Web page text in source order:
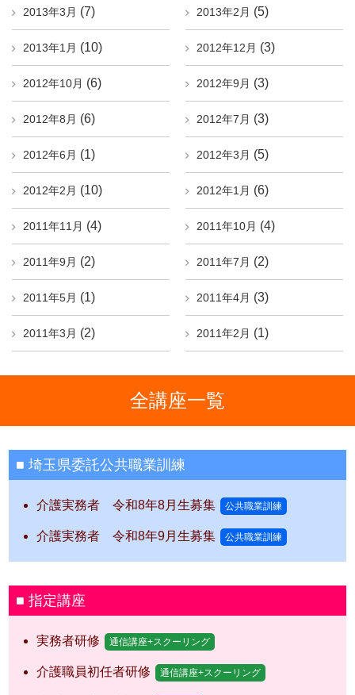
2013年3月 (7) 2013年2月 (5)
2013年1月 (10) 2012年12月 (3)
2012年10月 (6) 2012年9月 (3)
2012年8月 (6) 2012年7月 (3)
2012年6月 (1) 2012年3月 (5)
2012年2月 (10) 2012年1月 (6)
2011年11月 (4) 2011年10月 (4)
2011年9月 (2) 2011年7月 (2)
2011年5月 (1) 2011年4月 (3)
2011年3月 (2) 2011年2月 (1)
全講座一覧
埼玉県委託公共職業訓練
介護実務者 令和8年8月生募集 公共職業訓練
介護実務者 令和8年9月生募集 公共職業訓練
指定講座
実務者研修 通信講座+スクーリング
介護職員初任者研修 通信講座+スクーリング